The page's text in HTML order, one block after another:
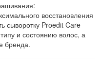
восстановления
сыворотку Proedit Care
и состоянию волос, а
бренда.